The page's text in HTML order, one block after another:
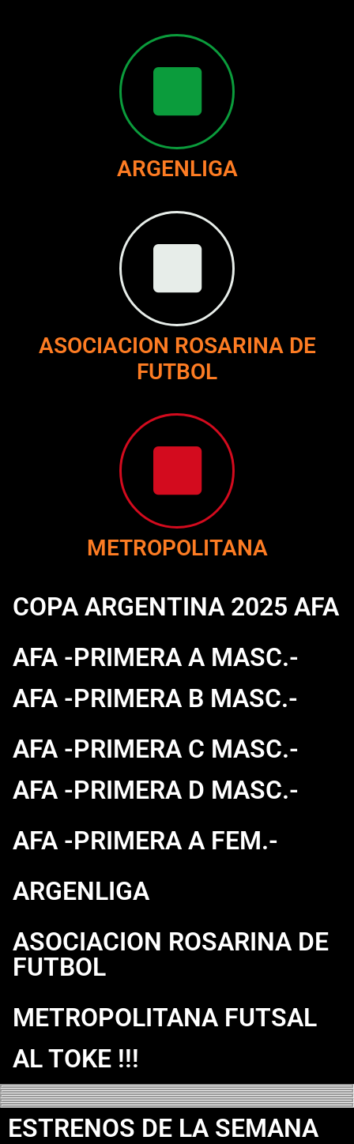
ARGENLIGA
ASOCIACION ROSARINA DE
FUTBOL
METROPOLITANA
COPA ARGENTINA 2025 AFA
AFA -PRIMERA A MASC.-
AFA -PRIMERA B MASC.-
AFA -PRIMERA C MASC.-
AFA -PRIMERA D MASC.-
AFA -PRIMERA A FEM.-
ARGENLIGA
ASOCIACION ROSARINA DE
FUTBOL
METROPOLITANA FUTSAL
AL TOKE !!!
ESTRENOS DE LA SEMANA